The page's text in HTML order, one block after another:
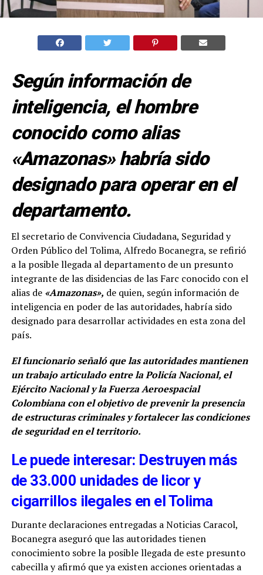
Según información de
inteligencia, el hombre
conocido como alias
«Amazonas» habría sido
designado para operar en el
departamento.
El secretario de Convivencia Ciudadana, Seguridad y
Orden Público del Tolima, Alfredo Bocanegra, se refirió
a la posible llegada al departamento de un presunto
integrante de las disidencias de las Farc conocido con el
alias de «Amazonas», de quien, según información de
inteligencia en poder de las autoridades, habría sido
designado para desarrollar actividades en esta zona del
país.
El funcionario señaló que las autoridades mantienen
un trabajo articulado entre la Policía Nacional, el
Ejército Nacional y la Fuerza Aeroespacial
Colombiana con el objetivo de prevenir la presencia
de estructuras criminales y fortalecer las condiciones
de seguridad en el territorio.
Le puede interesar: Destruyen más
de 33.000 unidades de licor y
cigarrillos ilegales en el Tolima
Durante declaraciones entregadas a Noticias Caracol,
Bocanegra aseguró que las autoridades tienen
conocimiento sobre la posible llegada de este presunto
cabecilla y afirmó que ya existen acciones orientadas a